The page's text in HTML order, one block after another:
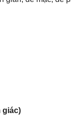
giác)